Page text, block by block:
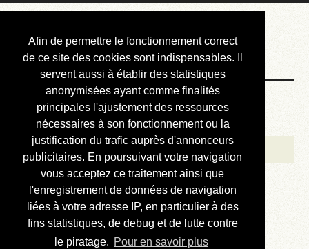
Afin de permettre le fonctionnement correct
de ce site des cookies sont indispensables. Il
servent aussi à établir des statistiques
anonymisées ayant comme finalités
principales l'ajustement des ressources
nécessaires à son fonctionnement ou la
justification du trafic auprès d'annonceurs
publicitaires. En poursuivant votre navigation
vous acceptez ce traitement ainsi que
l'enregistrement de données de navigation
liées à votre adresse IP, en particulier à des
fins statistiques, de debug et de lutte contre
le piratage. Pour en savoir plus
Courbis, « LE »
Blog Officiel
Bienvenue
Réalisations
Divers (et d’été)
Annonces
Liens externes
Téléchargement